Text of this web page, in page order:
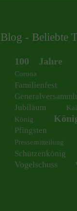
Blog - Beliebte
100 Jahre
Corona
Familienfest
Jubiläum
König
Pfingsten
Pressemitteilung
Schützenkönig
Vogelschuss